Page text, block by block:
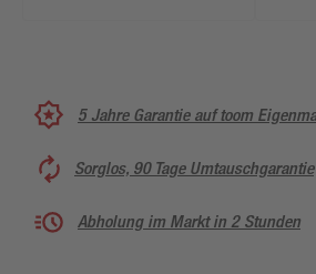
5 Jahre Garantie auf toom
Sorglos, 90 Tage Umtauschgarantie
Abholung im Markt in 2 Stunden